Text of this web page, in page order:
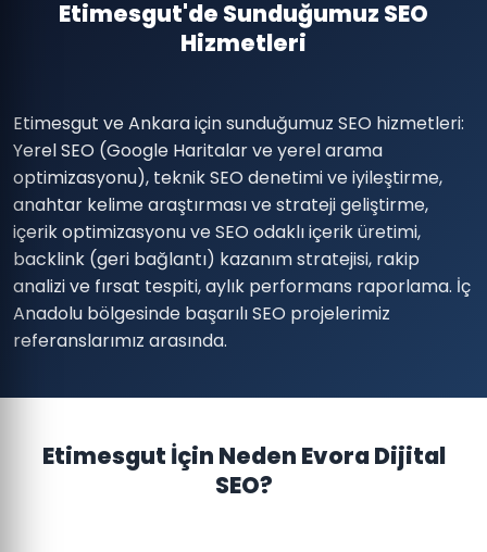
Etimesgut'de Sunduğumuz SEO
Hizmetleri
Etimesgut ve Ankara için sunduğumuz SEO hizmetleri:
Yerel SEO (Google Haritalar ve yerel arama
optimizasyonu), teknik SEO denetimi ve iyileştirme,
anahtar kelime araştırması ve strateji geliştirme,
içerik optimizasyonu ve SEO odaklı içerik üretimi,
backlink (geri bağlantı) kazanım stratejisi, rakip
analizi ve fırsat tespiti, aylık performans raporlama. İç
Anadolu bölgesinde başarılı SEO projelerimiz
referanslarımız arasında.
Etimesgut İçin Neden Evora Dijital
SEO?